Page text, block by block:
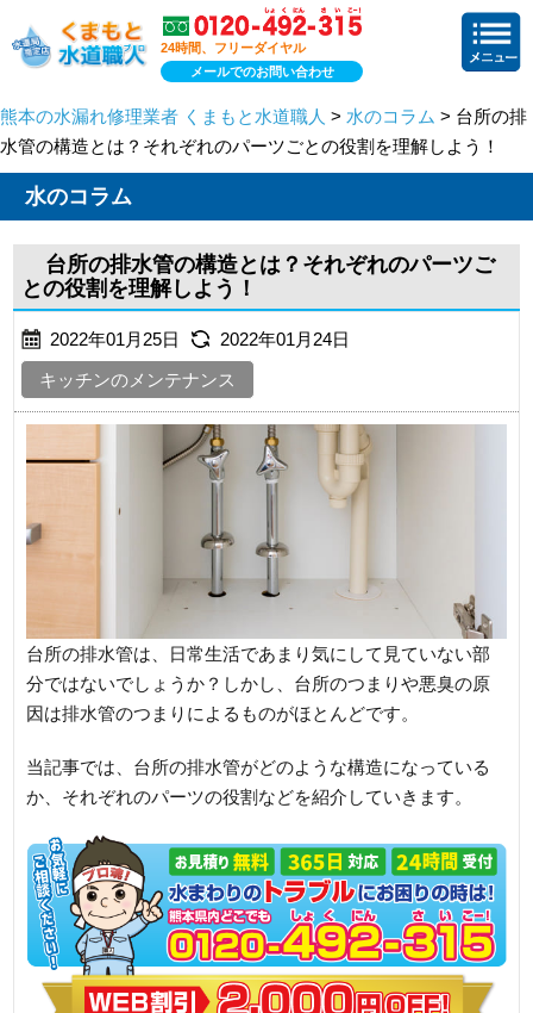
24時間、フリーダイヤル
メールでのお問い合わせ
熊本の水漏れ修理業者 くまもと水道職人 > 水のコラム > 台所の排
水管の構造とは？それぞれのパーツごとの役割を理解しよう！
水のコラム
台所の排水管の構造とは？それぞれのパーツご
との役割を理解しよう！
2022年01月25日
2022年01月24日
キッチンのメンテナンス
台所の排水管は、日常生活であまり気にして見ていない部
分ではないでしょうか？しかし、台所のつまりや悪臭の原
因は排水管のつまりによるものがほとんどです。
当記事では、台所の排水管がどのような構造になっている
か、それぞれのパーツの役割などを紹介していきます。